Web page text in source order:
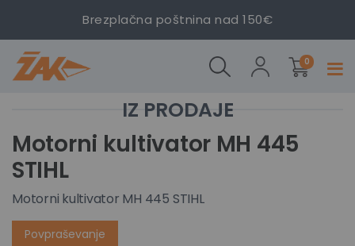
Brezplačna poštnina nad 150€
0izdelki
na
konec
galerije
slik
kultivator
MH 445
kultivator
MH 445
kultivator
MH 445
na
začetek
galerije
slik
Motorni kultivator MH 445
STIHL
Motorni kultivator MH 445 STIHL
Povpraševanje